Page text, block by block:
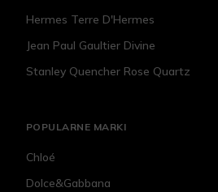
Hermes Terre D'Hermes
Jean Paul Gaultier Divine
Stanley Quencher Rose Quartz
POPULARNE MARKI
Chloé
Dolce&Gabbana